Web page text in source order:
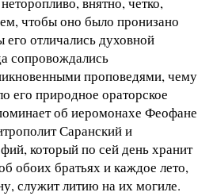
чтобы оно было пронизано
отличались духовной
сопровождались
проповедями, чему
его природное ораторское
об иеромонахе Феофане
Саранский и
который по сей день хранит
обоих братьях и каждое лето,
служит литию на их могиле.